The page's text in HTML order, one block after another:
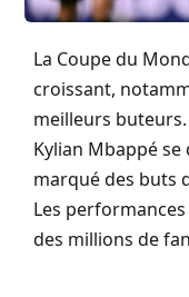
La Coupe du
croissant,
meilleurs
Kylian Mbappé
marqué des buts
Les
des millions de